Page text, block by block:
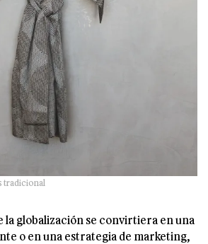
tradicional
la globalización se convirtiera en una
o en una estrategia de marketing,